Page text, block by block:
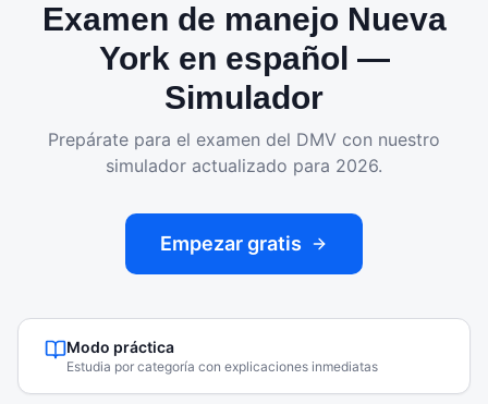
Examen de manejo Nueva
York en español —
Simulador
Prepárate para el examen del DMV con nuestro
simulador actualizado para 2026.
Empezar gratis
Modo práctica
Estudia por categoría con explicaciones inmediatas